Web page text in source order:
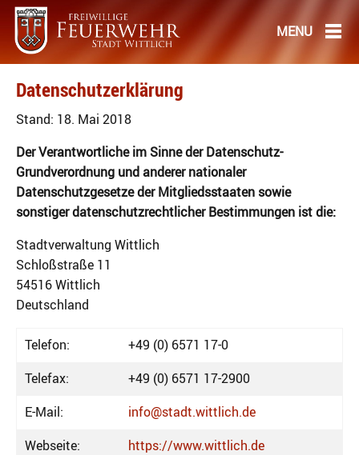
Datenschutzerklärung
Stand: 18. Mai 2018
Der Verantwortliche im Sinne der Datenschutz-
Grundverordnung und anderer nationaler
Datenschutzgesetze der Mitgliedsstaaten sowie
sonstiger datenschutzrechtlicher Bestimmungen ist die:
Stadtverwaltung Wittlich
Schloßstraße 11
54516 Wittlich
Deutschland
Telefon:
+49 (0) 6571 17-0
Telefax:
+49 (0) 6571 17-2900
E-Mail:
info@stadt.wittlich.de
Webseite:
https://www.wittlich.de